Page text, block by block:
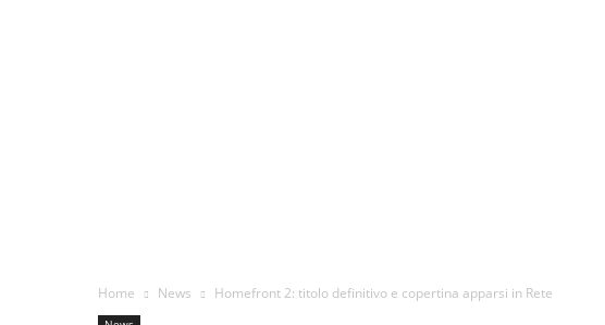
Home News Homefront 2: titolo definitivo e copertina apparsi in Rete